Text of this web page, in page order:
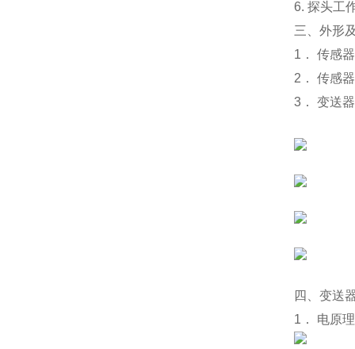
6. 探头工
三、外形
1． 传感
2． 传感
3． 变送
四、变送
1． 电原